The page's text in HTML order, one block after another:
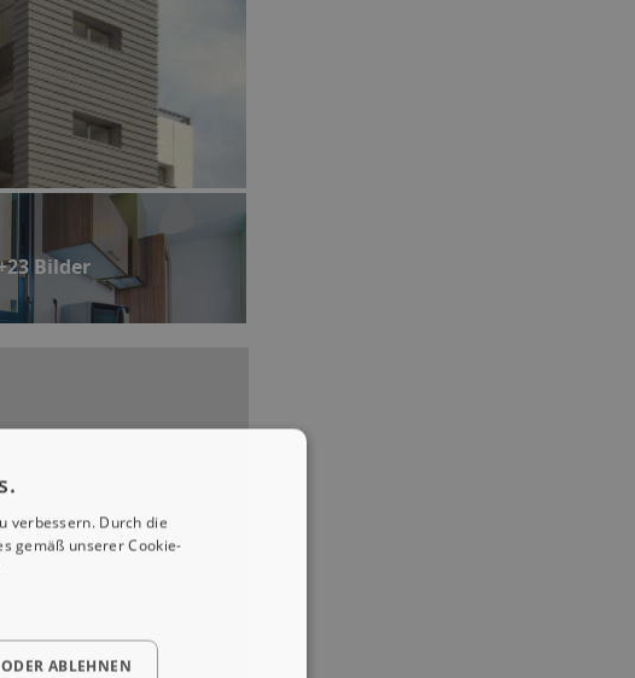
Bilder
verbessern. Durch die
gemäß unserer Cookie-
ABLEHNEN